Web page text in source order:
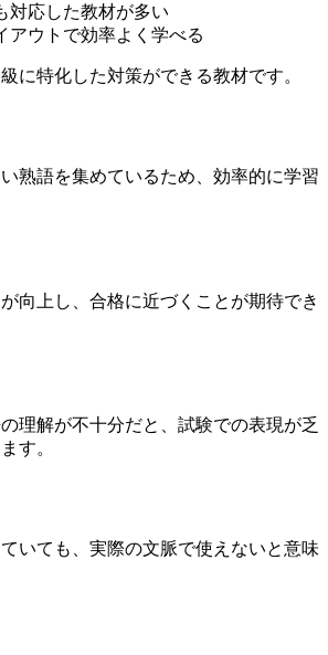
対応した教材が多い
アウトで効率よく学べる
に特化した対策ができる教材です。
熟語を集めているため、効率的に学習
向上し、合格に近づくことが期待でき
理解が不十分だと、試験での表現が乏
す。
いても、実際の文脈で使えないと意味